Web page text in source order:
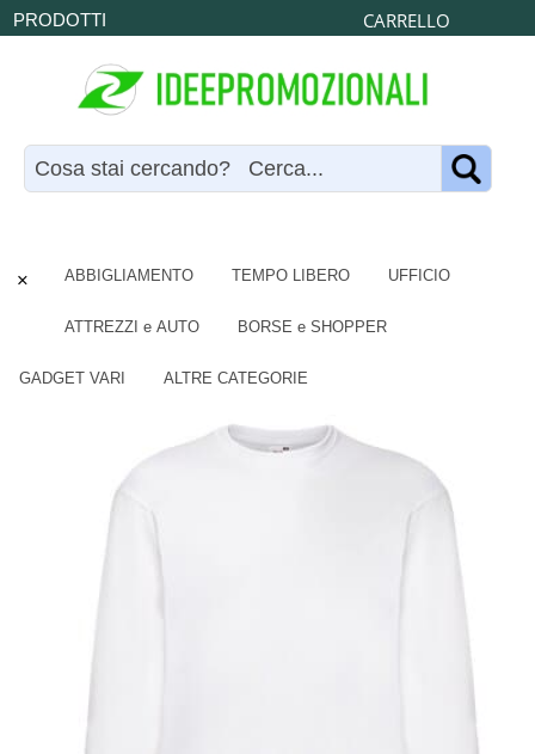
CARRELLO
× ABBIGLIAMENTO TEMPO LIBERO UFFICIO
ATTREZZI e AUTO BORSE e SHOPPER
GADGET VARI ALTRE CATEGORIE
PRODOTTI